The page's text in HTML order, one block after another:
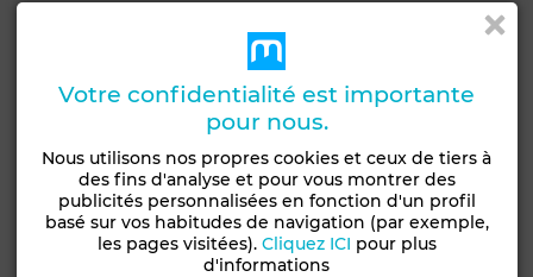
Jardin Piscine Climatisation Chauffage central
Voir plus de photos
Votre confidentialité est importante
pour nous.
Nous utilisons nos propres cookies et ceux de tiers à
des fins d'analyse et pour vous montrer des
publicités personnalisées en fonction d'un profil
basé sur vos habitudes de navigation (par exemple,
les pages visitées). Cliquez ICI pour plus
d'informations